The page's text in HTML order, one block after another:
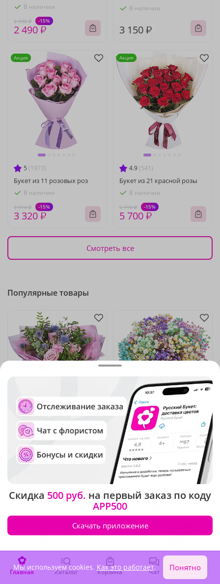
В наличии
2 930 ₽ -15%
2 490 ₽
В наличии
3 150 ₽
5 (1973)
Букет из 11 розовых роз
В наличии
3 910 ₽ -15%
3 320 ₽
Акция
4.9 (541)
Букет из 21 красной розы
В наличии
6 710 ₽ -15%
5 700 ₽
Акция
Смотреть все
Популярные товары
5(76)
Букет "Сказочная фантазия"
В наличии
4.9 (453)
Композиция "Звездочка"
В наличии
3 320 ₽
Главная Каталог Корзина Чат Войти
Скидка 500 руб. на первый заказ по коду
APP500
Скачать приложение
Мы используем cookies. Как это работает. Понятно